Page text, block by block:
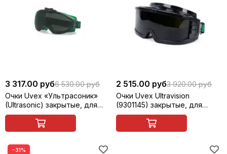
3 317.00 руб6 530.00 руб
Очки Uvex «Ультрасоник»
(Ultrasonic) закрытые, для
газосварщика, с откидной
линзой (9302045)
2 515.00 руб3 920.00 руб
Очки Uvex Ultravision
(9301145) закрытые, для
сварщика (газосварки)
−31%